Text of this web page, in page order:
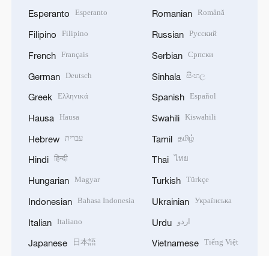
Esperanto Esperanto
Filipino Filipino
French Français
German Deutsch
Greek Ελληνικά
Hausa Hausa
Hebrew עברית
Hindi हिन्दी
Hungarian Magyar
Indonesian Bahasa Indonesia
Italian Italiano
Japanese 日本語
Romanian Română
Russian Русский
Serbian Српски
Sinhala සිංහල
Spanish Español
Swahili Kiswahili
Tamil தமிழ்
Thai ไทย
Turkish Türkçe
Ukrainian Українська
Urdu اردو
Vietnamese Tiếng Việt